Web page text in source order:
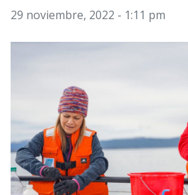
29 noviembre, 2022 - 1:11 pm